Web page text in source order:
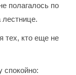
полагалось по
тех, кто еще не
спокойно: